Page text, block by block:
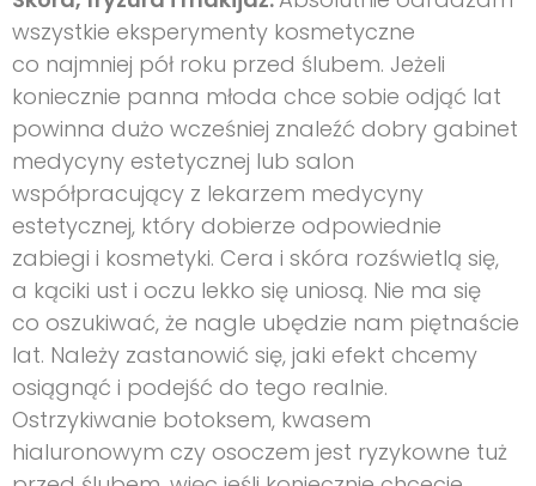
wszystkie eksperymenty kosmetyczne
co najmniej pół roku przed ślubem. Jeżeli
koniecznie panna młoda chce sobie odjąć lat
powinna dużo wcześniej znaleźć dobry gabinet
medycyny estetycznej lub salon
współpracujący z lekarzem medycyny
estetycznej, który dobierze odpowiednie
zabiegi i kosmetyki. Cera i skóra rozświetlą się,
a kąciki ust i oczu lekko się uniosą. Nie ma się
co oszukiwać, że nagle ubędzie nam piętnaście
lat. Należy zastanowić się, jaki efekt chcemy
osiągnąć i podejść do tego realnie.
Ostrzykiwanie botoksem, kwasem
hialuronowym czy osoczem jest ryzykowne tuż